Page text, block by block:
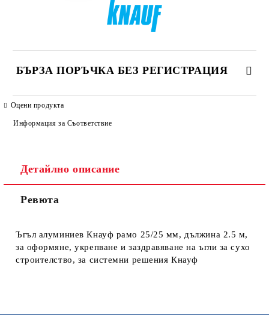
БЪРЗА ПОРЪЧКА БЕЗ РЕГИСТРАЦИЯ
Оцени продукта
Информация за Съответствие
Детайлно описание
Ревюта
Ъгъл алуминиев Кнауф рамо 25/25 мм, дължина 2.5 м,
за оформяне, укрепване и заздравяване на ъгли за сухо
строителство, за системни решения Кнауф